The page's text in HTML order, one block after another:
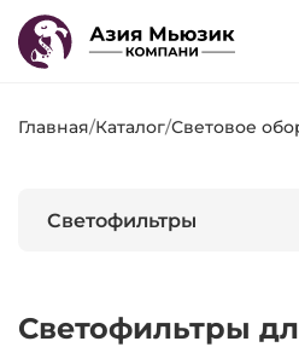
Главная/Каталог/Световое
Светофильтры
Светофильтры